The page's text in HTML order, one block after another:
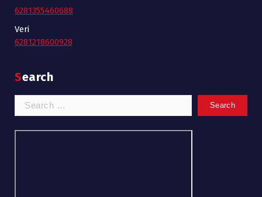
6281355460688
Veri
6281218600928
Search
Search
for: